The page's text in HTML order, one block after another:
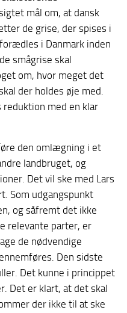
mål om, at dansk
de grise, der spises i
i Danmark inden
smågrise skal
om, hvor meget det
der holdes øje med.
reduktion med en klar
den omlægning i et
landbruget, og
Det vil ske med Lars
Som udgangspunkt
og såfremt det ikke
relevante parter, er
de nødvendige
Den sidste
Det kunne i princippet
Det er klart, at det skal
der ikke til at ske